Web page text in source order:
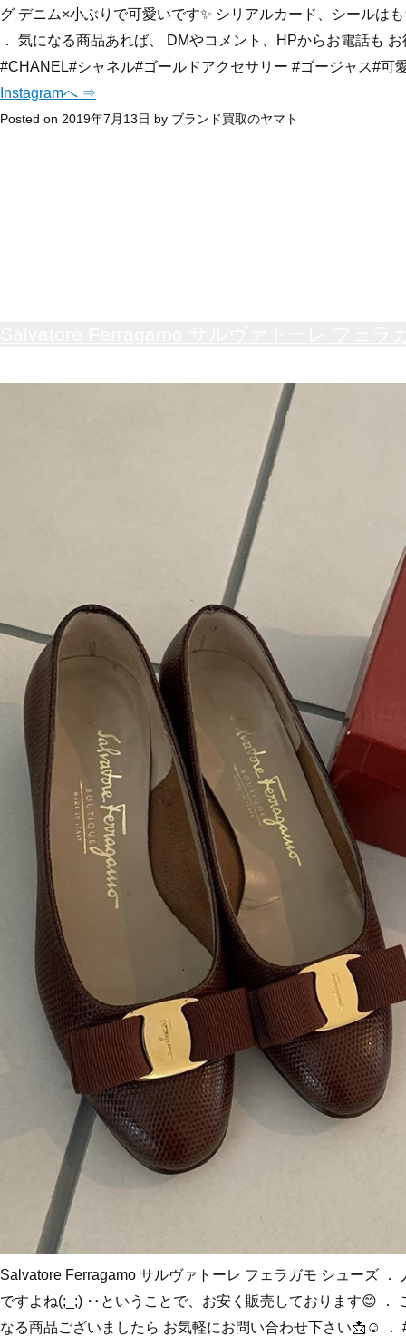
グ デニム×小ぶりで可愛いです✨ シリアルカード、シールは
． 気になる商品あれば、 DMやコメント、HPからお電話も
#CHANEL#シャネル#ゴールドアクセサリー #ゴージャス#可
Instagramへ ⇒
Posted on 2019年7月13日 by ブランド買取のヤマト
Salvatore Ferragamo サルヴァトーレ フェラガモ シューズ
ですよね(;_;) ‥ということで、お安く販売しております😊 ．
なる商品ございましたら お気軽にお問い合わせ下さい📩☺︎